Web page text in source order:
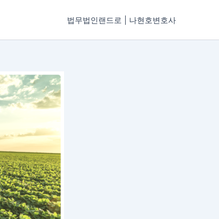
법무법인랜드로 | 나현호변호사